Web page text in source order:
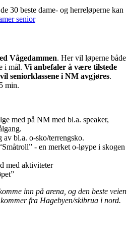
30 beste dame- og herreløperne kan
senior
Vågedammen. Her vil løperne både
i mål. Vi anbefaler å være tilstede
seniorklassene i NM avgjøres.
min.
med på NM med bl.a. speaker,
av bl.a. o-sko/terrengsko.
- en merket o-løype i skogen
med aktiviteter
inn på arena, og den beste veien
fra Hagebyen/skibrua i nord.